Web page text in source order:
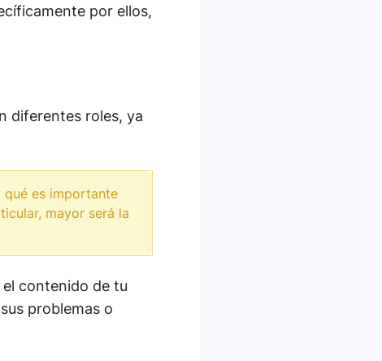
por ellos,
diferentes roles, ya
qué es importante
mayor será la
contenido de tu
problemas o